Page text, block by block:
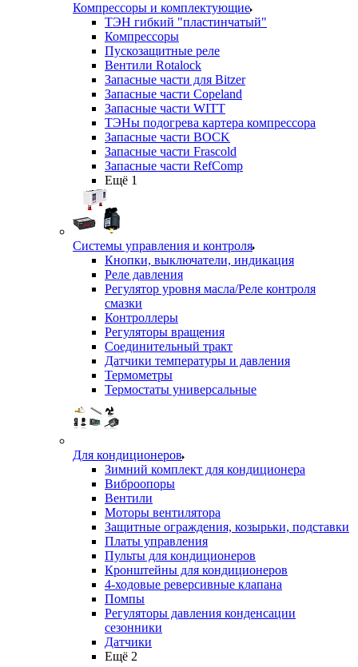
Компрессоры и комплектующие
ТЭН гибкий "пластинчатый"
Компрессоры
Пускозащитные реле
Вентили Rotalock
Запасные части для Bitzer
Запасные части Copeland
Запасные части WITT
ТЭНы подогрева картера компрессора
Запасные части BOCK
Запасные части Frascold
Запасные части RefComp
Ещё 1
Системы управления и контроля
Кнопки, выключатели, индикация
Реле давления
Регулятор уровня масла/Реле контроля
смазки
Контроллеры
Регуляторы вращения
Соединительный тракт
Датчики температуры и давления
Термометры
Термостаты универсальные
Для кондиционеров
Зимний комплект для кондиционера
Виброопоры
Вентили
Моторы вентилятора
Защитные ограждения, козырьки, подставки
Платы управления
Пульты для кондиционеров
Кронштейны для кондиционеров
4-ходовые реверсивные клапана
Помпы
Регуляторы давления конденсации
сезонники
Датчики
Ещё 2